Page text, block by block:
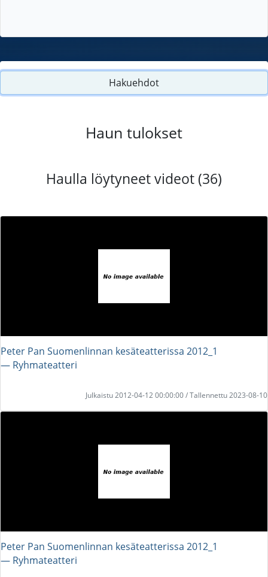
Hakuehdot
Haun tulokset
Haulla löytyneet videot (36)
Peter Pan Suomenlinnan kesäteatterissa 2012_1
― Ryhmateatteri
Julkaistu 2012-04-12 00:00:00 / Tallennettu 2023-08-10
Peter Pan Suomenlinnan kesäteatterissa 2012_1
― Ryhmateatteri